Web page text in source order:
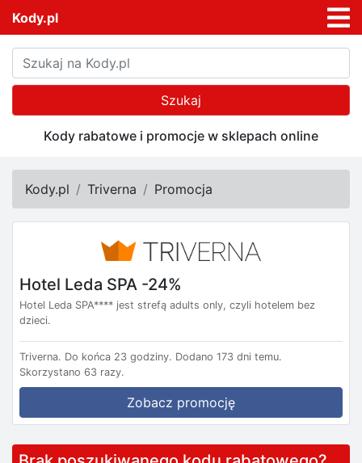
Kody.pl
Szukaj
Kody rabatowe i promocje w sklepach online
Kody.pl Triverna Promocja
Hotel Leda SPA -24%
Hotel Leda SPA**** jest strefą adults only, czyli hotelem bez
dzieci.
Triverna. Do końca 23 godziny. Dodano 173 dni temu.
Skorzystano 63 razy.
Zobacz promocję